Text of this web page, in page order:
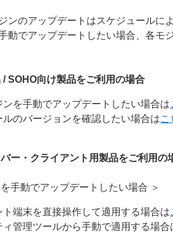
ンのアップデートはスケジュールに
動でアップデートしたい場合、各モ
SOHO向け製品をご利用の場合
ンを手動でアップデートしたい場合は
ルのバージョンを確認したい場合はこ
ー・クライアント用製品をご利用の
手動でアップデートしたい場合 ＞
ト端末を直接操作して適用する場合は
ィ管理ツールから手動で適用する場合